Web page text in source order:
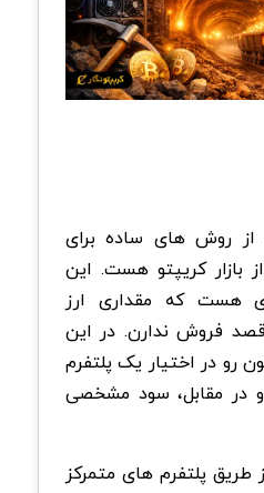
از روش های ساده برای
بازار کریپتو هست. این
هست که مقداری ارز
فروش ندارن. در این
رو در اختیار یک پلتفرم
در مقابل، سود مشخصی
طریق پلتفرم های متمرکز